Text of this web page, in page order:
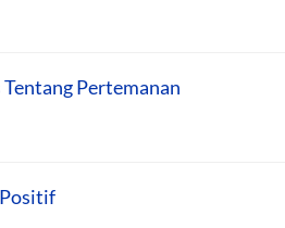
Pertemanan